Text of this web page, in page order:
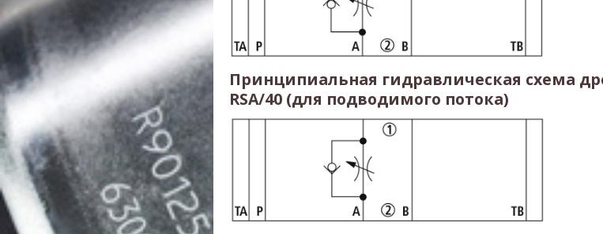
Принципиальная гидравлическая схема
RSA/40 (для подводимого потока)